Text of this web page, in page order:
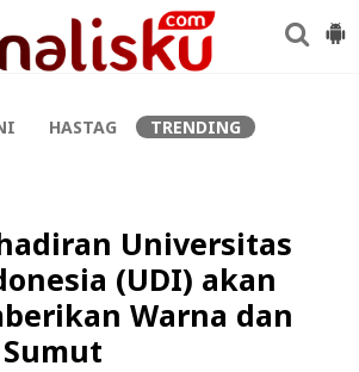
HASTAG TRENDING
Universitas
(UDI) akan
Warna dan